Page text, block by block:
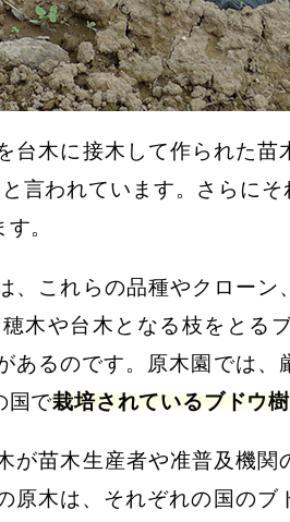
木に接木して作られた苗
言われています。さらに
。
、これらの品種やクロー
木や台木となる枝をとる
あるのです。原木園では
国で栽培されているブドウ
苗木生産者や准普及機関
原木は、それぞれの国の